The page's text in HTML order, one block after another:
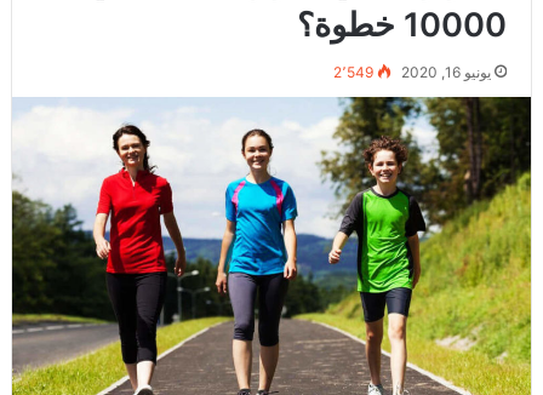
10000 خطوة؟
يونيو 16, 2020 2٬549